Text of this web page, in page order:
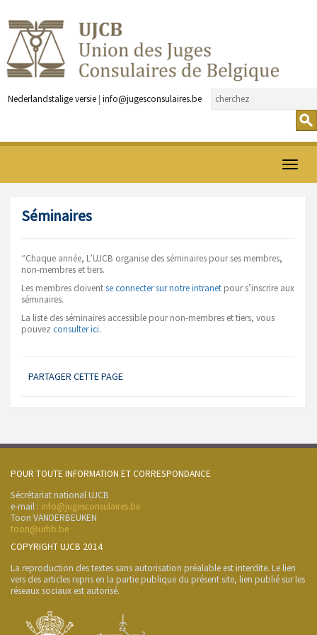
Nederlandstalige versie | info@jugesconsulaires.be
Ouvrir
Séminaires
“Chaque année, L’UJCB organise des séminaires pour ses membres,
non-membres et tiers.
Les membres doiventse connecter sur notre intranet pour s’inscrire aux
séminaires.
La liste des séminaires accessible pour non-membres et tiers, vous
pouvez consulter ici.
PARTAGER CETTE PAGE
POUR TOUTE INFORMATION ET CORRESPONDANCE
Sécrétariat national UJCB
e-mail : info@jugesconsulaires.be
Toon VANDERBEUKEN
toon@urhb.be
COPYRIGHT UJCB 2014
La reproduction des textes sans autorisation préalable est interdite. Le lien
vers des articles repris en la partie publique du présent site, lien publié sur les
réseaux sociaux est autorisé.